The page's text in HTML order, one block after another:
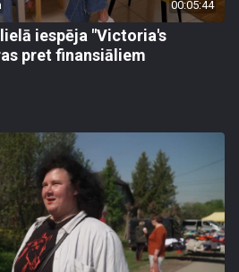
00:05:44
iespēja "Victoria's
pret finansiāliem